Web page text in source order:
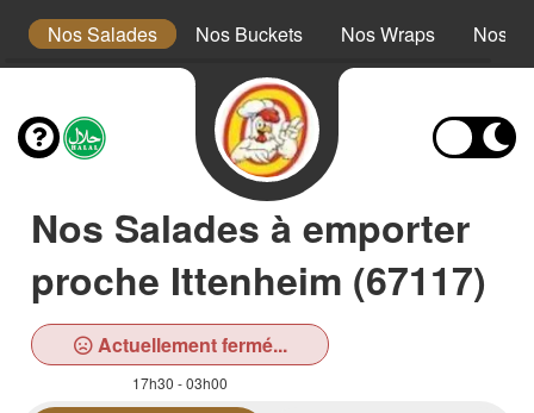
Nos Salades Nos Buckets Nos Wraps Nos
Nos Salades à emporter
proche Ittenheim (67117)
Actuellement fermé...
17h30 - 03h00